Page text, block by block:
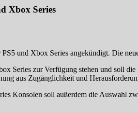
Xbox Series
PS5 und Xbox Series angekündigt. Die
Series zur Verfügung stehen und soll
aus Zugänglichkeit und
Konsolen soll außerdem die Auswahl